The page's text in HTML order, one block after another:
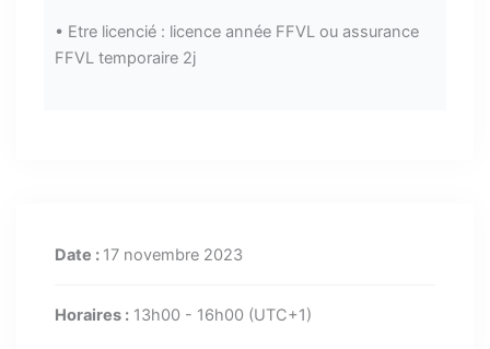
• Etre licencié : licence année FFVL ou assurance
FFVL temporaire 2j
Date : 17 novembre 2023
Horaires : 13h00 - 16h00 (UTC+1)